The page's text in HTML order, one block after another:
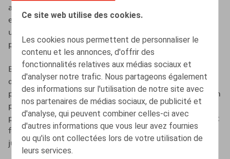
Ce site web utilise des cookies.
Les cookies nous permettent de personnaliser le
contenu et les annonces, d'offrir des
fonctionnalités relatives aux médias sociaux et
d'analyser notre trafic. Nous partageons également
des informations sur l'utilisation de notre site avec
nos partenaires de médias sociaux, de publicité et
d'analyse, qui peuvent combiner celles-ci avec
d'autres informations que vous leur avez fournies
ou qu'ils ont collectées lors de votre utilisation de
leurs services.
avait été une femme d'origine étrangère avec des
enfants en bas âge, le refus de l'embaucher aurait été
une discrimination multiple car elle aurait cumulé
plusieurs critères protégés.
En outre, la nouvelle loi prévoit qu'en cas de
discrimination multiple, les conditions les plus strictes
permettant de déroger à l'interdiction de discrimination
prévaudront toujours. Par conséquent, pour une
personne qui fait l'objet d'une différence de traitement
fondée sur au moins deux critères, le système de
justification le plus favorable s'appliquera toujours.